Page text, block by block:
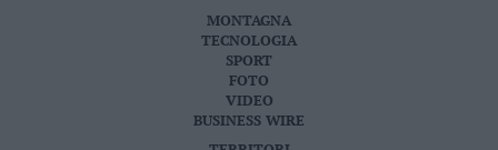
MONTAGNA
TECNOLOGIA
SPORT
FOTO
VIDEO
BUSINESS WIRE